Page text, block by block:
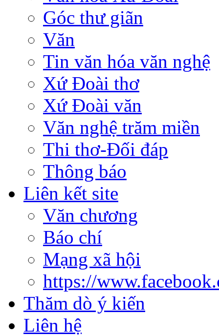
Góc thư giãn
Văn
Tin văn hóa văn nghệ
Xứ Đoài thơ
Xứ Đoài văn
Văn nghệ trăm miền
Thi thơ-Đối đáp
Thông báo
Liên kết site
Văn chương
Báo chí
Mạng xã hội
https://
Thăm dò ý kiến
Liên hệ